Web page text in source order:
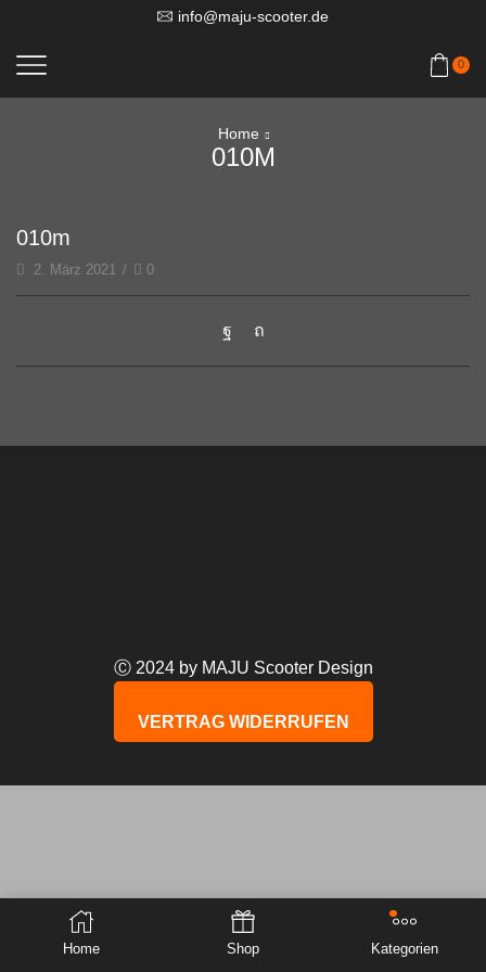
info@maju-scooter.de
0
Home
010M
010m
2. März 2021 / 0
Ⓒ 2024 by MAJU Scooter Design
VERTRAG WIDERRUFEN
Home Shop Kategorien